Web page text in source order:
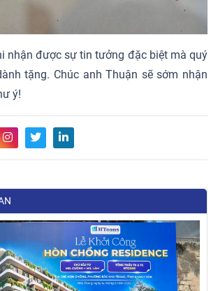
nhận được sự tin tưởng đặc biệt mà quý
tặng. Chúc anh Thuận sẽ sớm nhận
ý!